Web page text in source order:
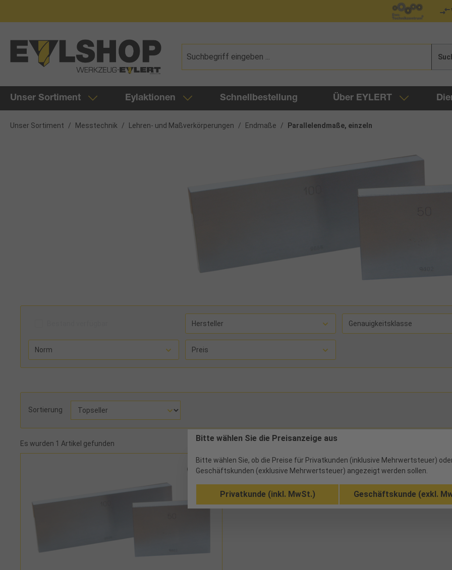
Unser Sortiment Eylaktionen Schnellbestellung Über EYLERT
Unser Sortiment / Messtechnik / Lehren- und Maßverkörperungen / Endmaße / Parallelendmaße, einzeln
Hersteller Genauigkeitsklasse
Norm Preis
Sortierung
Es wurden 1 Artikel gefunden
Bitte wählen Sie die Preisanzeige aus
Bitte wählen Sie, ob die Preise für Privatkunden (inklusive Mehrwertsteuer)
Geschäftskunden (exklusive Mehrwertsteuer) angezeigt werden sollen.
Privatkunde (inkl. MwSt.) Geschäftskunde (exkl.